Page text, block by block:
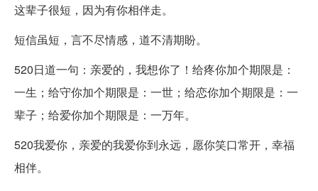
这辈子很短，因为有你相伴走。
短信虽短，言不尽情感，道不清期盼。
520日道一句：亲爱的，我想你了！给疼你加个期限是：
一生；给守你加个期限是：一世；给恋你加个期限是：一
辈子；给爱你加个期限是：一万年。
520我爱你，亲爱的我爱你到永远，愿你笑口常开，幸福
相伴。